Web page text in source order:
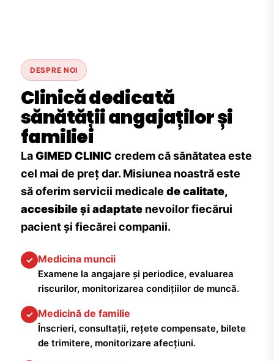
DESPRE NOI
Clinică dedicată
sănătății angajaților și
familiei
LaGIMED CLINIC credem că sănătatea este
cel mai de preț dar. Misiunea noastră este
să oferim servicii medicale de calitate,
accesibile și adaptate nevoilor fiecărui
pacient și fiecărei companii.
✓ Medicina muncii
Examene la angajare și periodice, evaluarea
riscurilor, monitorizarea condițiilor de muncă.
✓ Medicină de familie
Înscrieri, consultații, rețete compensate, bilete
de trimitere, monitorizare afecțiuni.